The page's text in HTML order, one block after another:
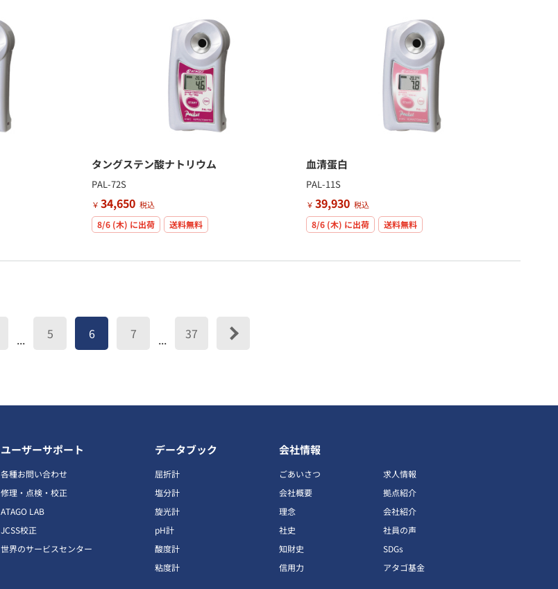
タングステン酸ナトリウム
PAL-72S
￥ 34,650 税込
8/6 (木) に出荷 送料無料
血清蛋白
PAL-11S
￥39,930 税込
8/6 (木) に出荷 送料無料
... 5 6 7 ... 37
ユーザーサポート
各種お問い合わせ
修理・点検・校正
ATAGO LAB
JCSS校正
世界のサービスセンター
データブック
屈折計
塩分計
旋光計
pH計
酸度計
粘度計
会社情報
ごあいさつ
会社概要
理念
社史
知財史
信用力
求人情報
拠点紹介
会社紹介
社員の声
SDGs
アタゴ基金